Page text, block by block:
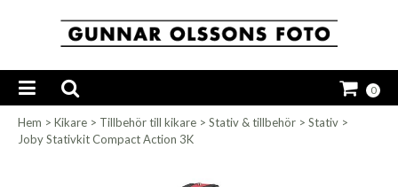
0
Hem > Kikare > Tillbehör till kikare > Stativ & tillbehör > Stativ >
Joby Stativkit Compact Action 3K